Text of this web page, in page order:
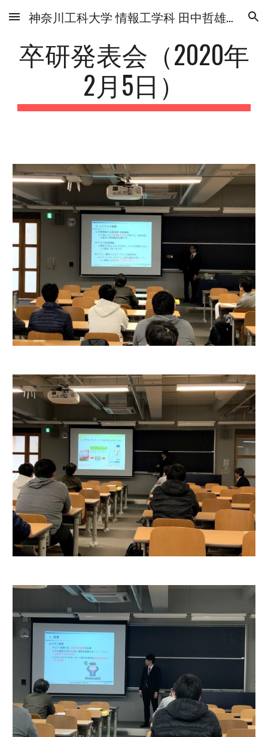
Skip to main content Skip to navigation
神奈川工科大学 情報工学科 田中哲雄研究室
卒研発表会（2020年
2月5日）